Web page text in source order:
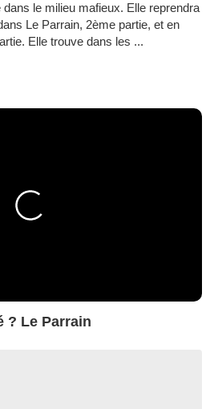
le milieu mafieux. Elle reprendra
Le Parrain, 2ème partie, et en
Elle trouve dans les ...
? Le Parrain